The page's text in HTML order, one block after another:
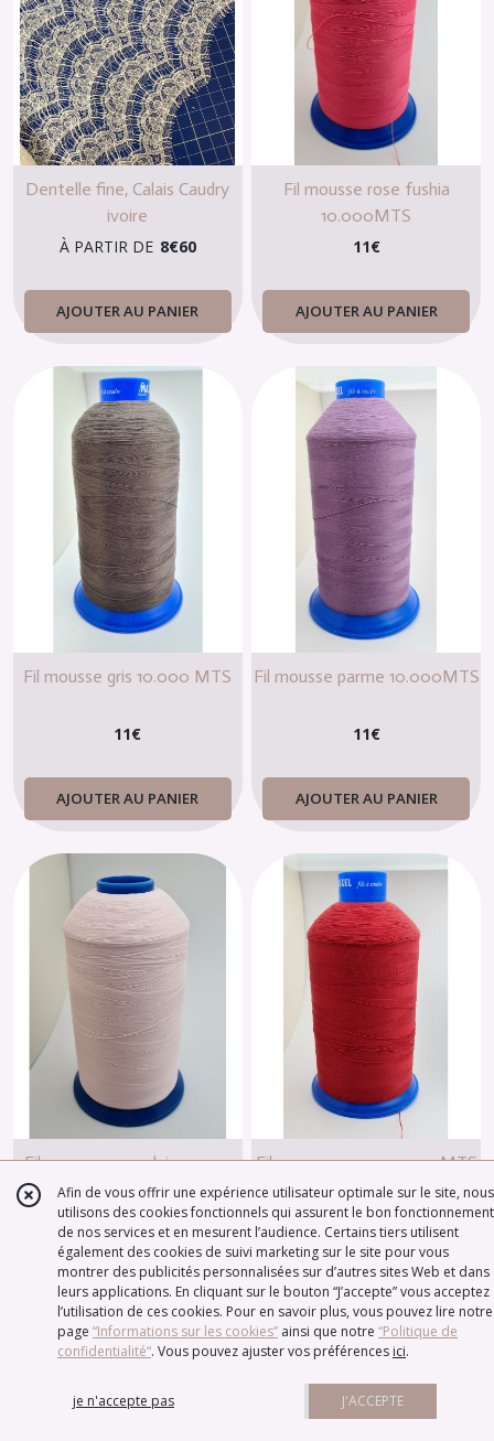
Dentelle fine, Calais Caudry
ivoire
À PARTIR DE 8€60
AJOUTER AU PANIER
Fil mousse rose fushia
10.000MTS
11€
AJOUTER AU PANIER
Fil mousse gris 10.000 MTS
11€
AJOUTER AU PANIER
Fil mousse parme 10.000MTS
11€
AJOUTER AU PANIER
Fil mousse rose clair 10.000
MTS
11€
AJOUTER AU PANIER
Fil mousse rouge 10.000MTS
11€
AJOUTER AU PANIER
Afin de vous offrir une expérience utilisateur optimale sur le site, nous
utilisons des cookies fonctionnels qui assurent le bon fonctionnement
de nos services et en mesurent l’audience. Certains tiers utilisent
également des cookies de suivi marketing sur le site pour vous
montrer des publicités personnalisées sur d’autres sites Web et dans
leurs applications. En cliquant sur le bouton “J’accepte” vous acceptez
l’utilisation de ces cookies. Pour en savoir plus, vous pouvez lire notre
page “Informations sur les cookies” ainsi que notre “Politique de
confidentialité“. Vous pouvez ajuster vos préférences ici.
je n'accepte pas J'ACCEPTE